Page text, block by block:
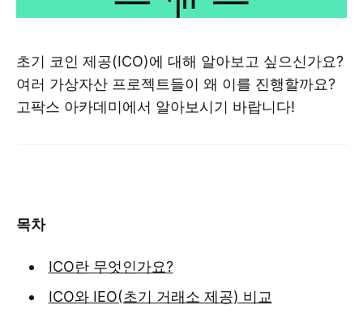
초기 코인 제공(ICO)에 대해 알아보고 싶으신가요?
여러 가상자산 프로젝트들이 왜 이를 진행할까요?
고팍스 아카데미에서 알아보시기 바랍니다!
목차
ICO란 무엇인가요?
ICO와 IEO(초기 거래소 제공) 비교